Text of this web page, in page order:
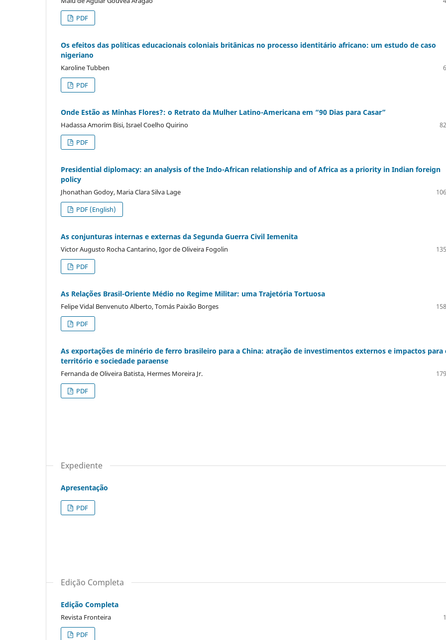
PDF
Os efeitos das políticas educacionais coloniais britânicas no processo identitário africano: um estudo de caso
nigeriano
Karoline Tubben
PDF
Onde Estão as Minhas Flores?: o Retrato da Mulher Latino-Americana em “90 Dias para Casar”
Hadassa Amorim Bisi, Israel Coelho Quirino
PDF
Presidential diplomacy: an analysis of the Indo-African relationship and of Africa as a priority in Indian foreign
policy
Jhonathan Godoy, Maria Clara Silva Lage
PDF (English)
As conjunturas internas e externas da Segunda Guerra Civil Iemenita
Victor Augusto Rocha Cantarino, Igor de Oliveira Fogolin
PDF
As Relações Brasil-Oriente Médio no Regime Militar: uma Trajetória Tortuosa
Felipe Vidal Benvenuto Alberto, Tomás Paixão Borges
PDF
As exportações de minério de ferro brasileiro para a China: atração de investimentos externos e impactos para
território e sociedade paraense
Fernanda de Oliveira Batista, Hermes Moreira Jr.
PDF
Expediente
Apresentação
PDF
Edição Completa
Edição Completa
Revista Fronteira
PDF